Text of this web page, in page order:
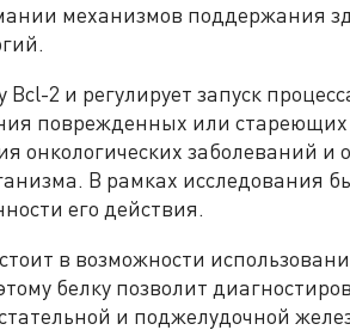
механизмов поддержания
2 и регулирует запуск
поврежденных или стареющих
онкологических заболеваний и
В рамках исследования
его действия.
в возможности
белку позволит
и поджелудочной